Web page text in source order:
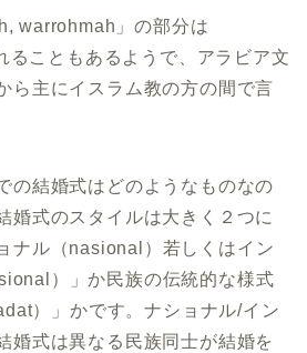
warrohmah」の部分は
ることもあるようで、アラビア文
ら主にイスラム教の方の間で言
の結婚式はどのようなものなの
婚式のスタイルは大きく２つに
ナル（nasional）若しくはイン
）」か民族の伝統的な様式
）」かです。ナショナル/イン
婚式は異なる民族同士が結婚を